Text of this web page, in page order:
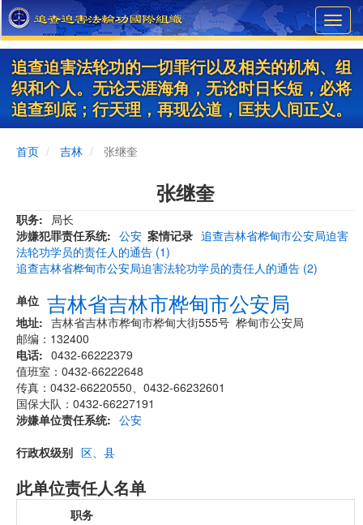
Skip
to
main
content
追查迫害法轮功的一切罪行以及相关的机构、组
织和个人。无论天涯海角，无论时日长短，必将
追查到底；行天理，再现公道，匡扶人间正义。
首页 吉林 张继奎
张继奎
职务
局长
涉嫌犯罪责任系统
公安 案情记录 追查吉林省桦甸市公安局迫害
法轮功学员的责任人的通告 (1)
追查吉林省桦甸市公安局迫害法轮功学员的责任人的通告 (2)
单位 吉林省吉林市桦甸市公安局
地址
吉林省吉林市桦甸市桦甸大街555号 桦甸市公安局
邮编：132400
电话
0432-66222379
值班室：0432-66222648
传真：0432-66220550、0432-66232601
国保大队：0432-66227191
涉嫌单位责任系统
公安
行政权级别 区、县
此单位责任人名单
职务